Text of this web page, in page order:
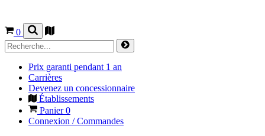
0
Prix garanti pendant 1 an
Carrières
Devenez un concessionnaire
Établissements
Panier0
Connexion / Commandes